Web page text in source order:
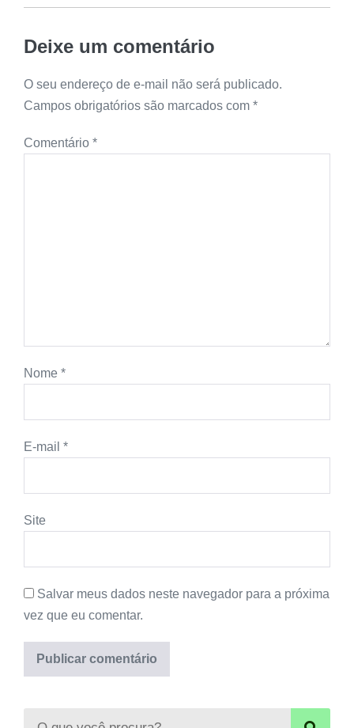
Deixe um comentário
O seu endereço de e-mail não será publicado.
Campos obrigatórios são marcados com *
Comentário *
Nome *
E-mail *
Site
Salvar meus dados neste navegador para a próxima
vez que eu comentar.